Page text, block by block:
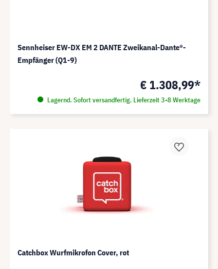
Sennheiser EW-DX EM 2 DANTE Zweikanal-Dante®-
Empfänger (Q1-9)
€ 1.308,99*
Lagernd. Sofort versandfertig. Lieferzeit 3-8 Werktage
Catchbox Wurfmikrofon Cover, rot